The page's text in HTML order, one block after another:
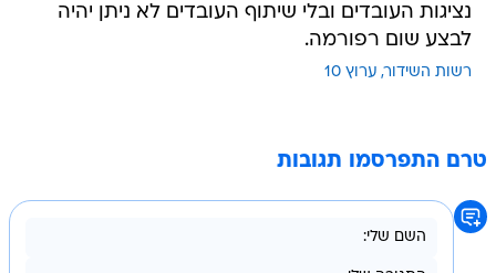
נציגות העובדים ובלי שיתוף העובדים לא ניתן יהיה
לבצע שום רפורמה.
רשות השידור ערוץ 10
טרם התפרסמו תגובות